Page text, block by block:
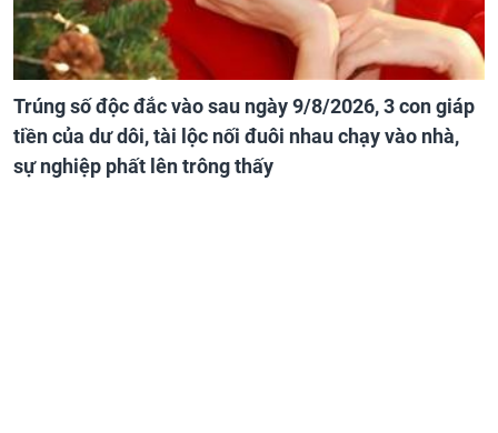
Trúng số độc đắc vào sau ngày 9/8/2026, 3 con giáp
tiền của dư dôi, tài lộc nối đuôi nhau chạy vào nhà,
sự nghiệp phất lên trông thấy